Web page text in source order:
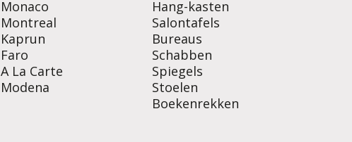
Monaco
Montreal
Kaprun
Faro
A La Carte
Modena
Hang-kasten
Salontafels
Bureaus
Schabben
Spiegels
Stoelen
Boekenrekken